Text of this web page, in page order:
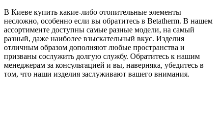
В Киеве купить какие-либо отопительные элементы
несложно, особенно если вы обратитесь в Betatherm. В нашем
ассортименте доступны самые разные модели, на самый
разный, даже наиболее взыскательный вкус. Изделия
отличным образом дополняют любые пространства и
призваны сослужить долгую службу. Обратитесь к нашим
менеджерам за консультацией и вы, наверняка, убедитесь в
том, что наши изделия заслуживают вашего внимания.